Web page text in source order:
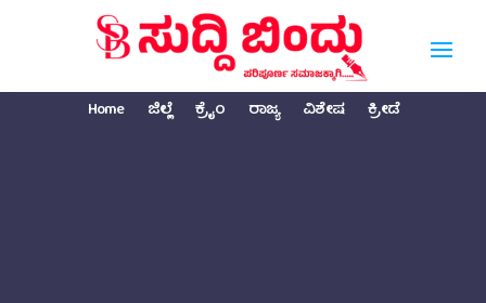
Home ಜಿಲ್ಲೆ ಕ್ರೈಂ ರಾಜ್ಯ ವಿಶೇಷ ಕ್ರೀಡೆ